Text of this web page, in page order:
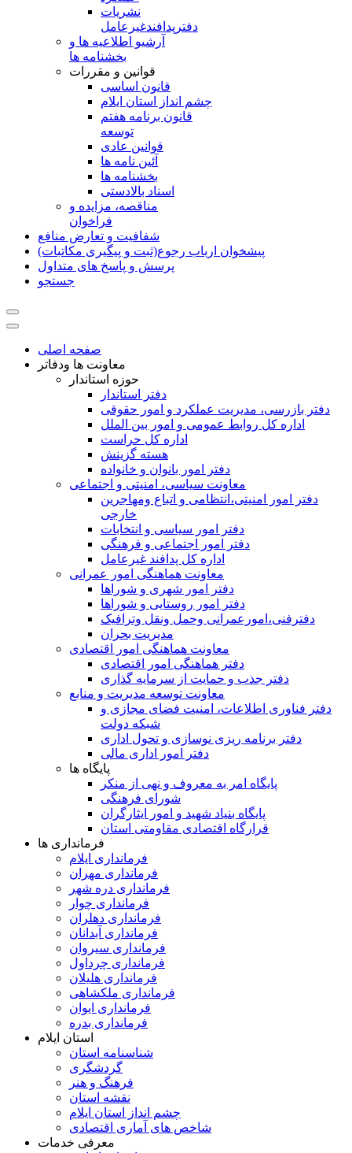
نشريات
دفترپدافندغيرعامل
آرشیو اطلاعیه ها و
بخشنامه ها
قوانین و مقررات
قانون اساسی
چشم انداز استان ایلام
قانون برنامه هفتم
توسعه
قوانین عادی
آئین نامه ها
بخشنامه ها
اسناد بالادستی
مناقصه، مزایده و
فراخوان
شفافیت و تعارض منافع
پیشخوان ارباب رجوع(ثبت و پیگیری مکاتبات)
پرسش و پاسخ های متداول
جستجو
صفحه اصلی
معاونت ها ودفاتر
حوزه استاندار
دفتر استاندار
دفتر بازرسی، مدیریت عملکرد و امور حقوقی
اداره کل روابط عمومی و امور بین الملل
اداره کل حراست
هسته گزینش
دفتر امور بانوان و خانواده
معاونت سیاسی، امنیتی و اجتماعی
دفتر امور امنيتی،انتظامی و اتباع ومهاجرین
خارجی
دفتر امور سیاسی و انتخابات
دفتر امور اجتماعی و فرهنگی
اداره کل پدافند غیرعامل
معاونت هماهنگی امور عمرانی
دفتر امور شهری و شوراها
دفتر امور روستایی و شوراها
دفترفنی،امورعمرانی وحمل ونقل وترافيک
مدیریت بحران
معاونت هماهنگی امور اقتصادی
دفتر هماهنگی امور اقتصادی
دفتر جذب و حمایت از سرمایه گذاری
معاونت توسعه مدیریت و منابع
دفتر فناوری اطلاعات، امنیت فضای مجازی و
شبکه دولت
دفتر برنامه ریزی نوسازی و تحول اداری
دفتر امور اداری مالی
پایگاه ها
پایگاه امر به معروف و نهی از منکر
شورای فرهنگی
پایگاه بنیاد شهید و امور ایثارگران
قرارگاه اقتصادی مقاومتی استان
فرمانداری ها
فرمانداری ایلام
فرمانداری مهران
فرمانداری دره شهر
فرمانداری چوار
فرمانداری دهلران
فرمانداری آبدانان
فرمانداری سیروان
فرمانداری چرداول
فرمانداری هلیلان
فرمانداری ملکشاهی
فرمانداری ایوان
فرمانداری بدره
استان ایلام
شناسنامه استان
گردشگری
فرهنگ و هنر
نقشه استان
چشم انداز استان ایلام
شاخص های آماری اقتصادی
معرفی خدمات